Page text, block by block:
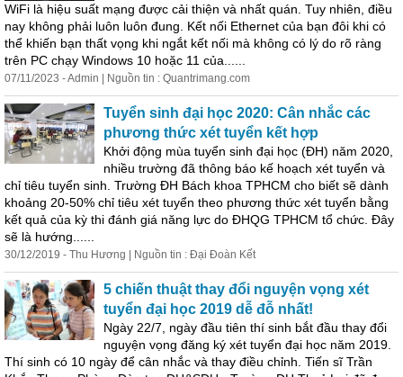
WiFi là hiệu suất mạng được cải thiện và nhất quán. Tuy nhiên, điều
nay không phải luôn luôn đung. Kết nối Ethernet của bạn đôi khi có
thể khiến bạn thất vọng khi ngắt kết nối mà không có lý do rõ ràng
trên PC chạy Windows 10 hoặc 11 của......
07/11/2023 - Admin | Nguồn tin : Quantrimang.com
Tuyển sinh đại học 2020: Cân nhắc các
phương thức xét tuyển kết hợp
Khởi động mùa tuyển sinh đại học (ĐH) năm 2020,
nhiều trường đã thông báo kế hoạch xét tuyển và
chỉ tiêu tuyển sinh. Trường ĐH Bách khoa TPHCM cho biết sẽ dành
khoảng 20-50% chỉ tiêu xét tuyển theo phương thức xét tuyển bằng
kết quả của kỳ thi đánh giá năng lực do ĐHQG TPHCM tổ chức. Đây
sẽ là hướng......
30/12/2019 - Thu Hương | Nguồn tin : Đại Đoàn Kết
5 chiến thuật thay đổi nguyện vọng xét
tuyển đại học 2019 dễ đỗ nhất!
Ngày 22/7, ngày đầu tiên thí sinh bắt đầu thay đổi
nguyện vọng đăng ký xét tuyển đại học năm 2019.
Thí sinh có 10 ngày để cân nhắc và thay điều chỉnh. Tiến sĩ Trần